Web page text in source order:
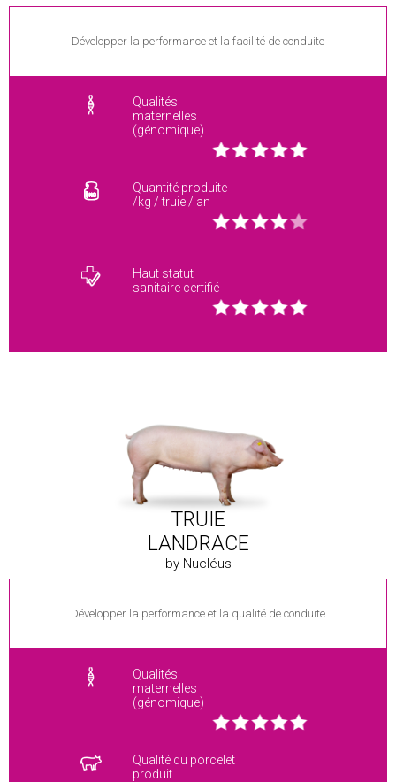
Développer la performance et la facilité de conduite
Qualités
maternelles
(génomique)
Quantité produite
/kg / truie / an
Haut statut
sanitaire certifié
TRUIE
LANDRACE
by Nucléus
Développer la performance et la qualité de conduite
Qualités
maternelles
(génomique)
Qualité du porcelet
produit